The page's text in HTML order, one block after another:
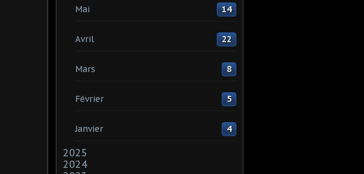
Mai 14
Avril 22
Mars 8
Février 5
Janvier 4
2025
2024